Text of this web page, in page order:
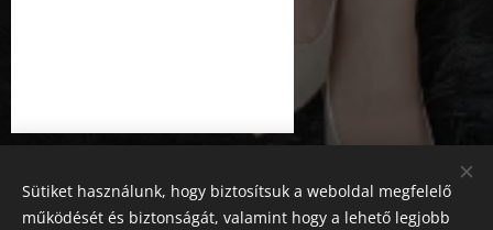
Sütiket használunk, hogy biztosítsuk a weboldal megfelelő
működését és biztonságát, valamint hogy a lehető legjobb